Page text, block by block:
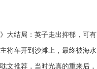
》大结局：英子走出抑郁，可有
逼上绝路
将车开到沙滩上，最终被海水
新闻
文推荐，当时光真的重来后，